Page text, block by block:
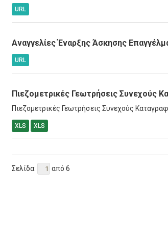
URL
Αναγγελίες Έναρξης Άσκησης
URL
Πιεζομετρικές Γεωτρήσεις Συνεχούς
Πιεζομετρικές Γεωτρήσεις Συνεχούς
XLS XLS
Σελίδα: από 6